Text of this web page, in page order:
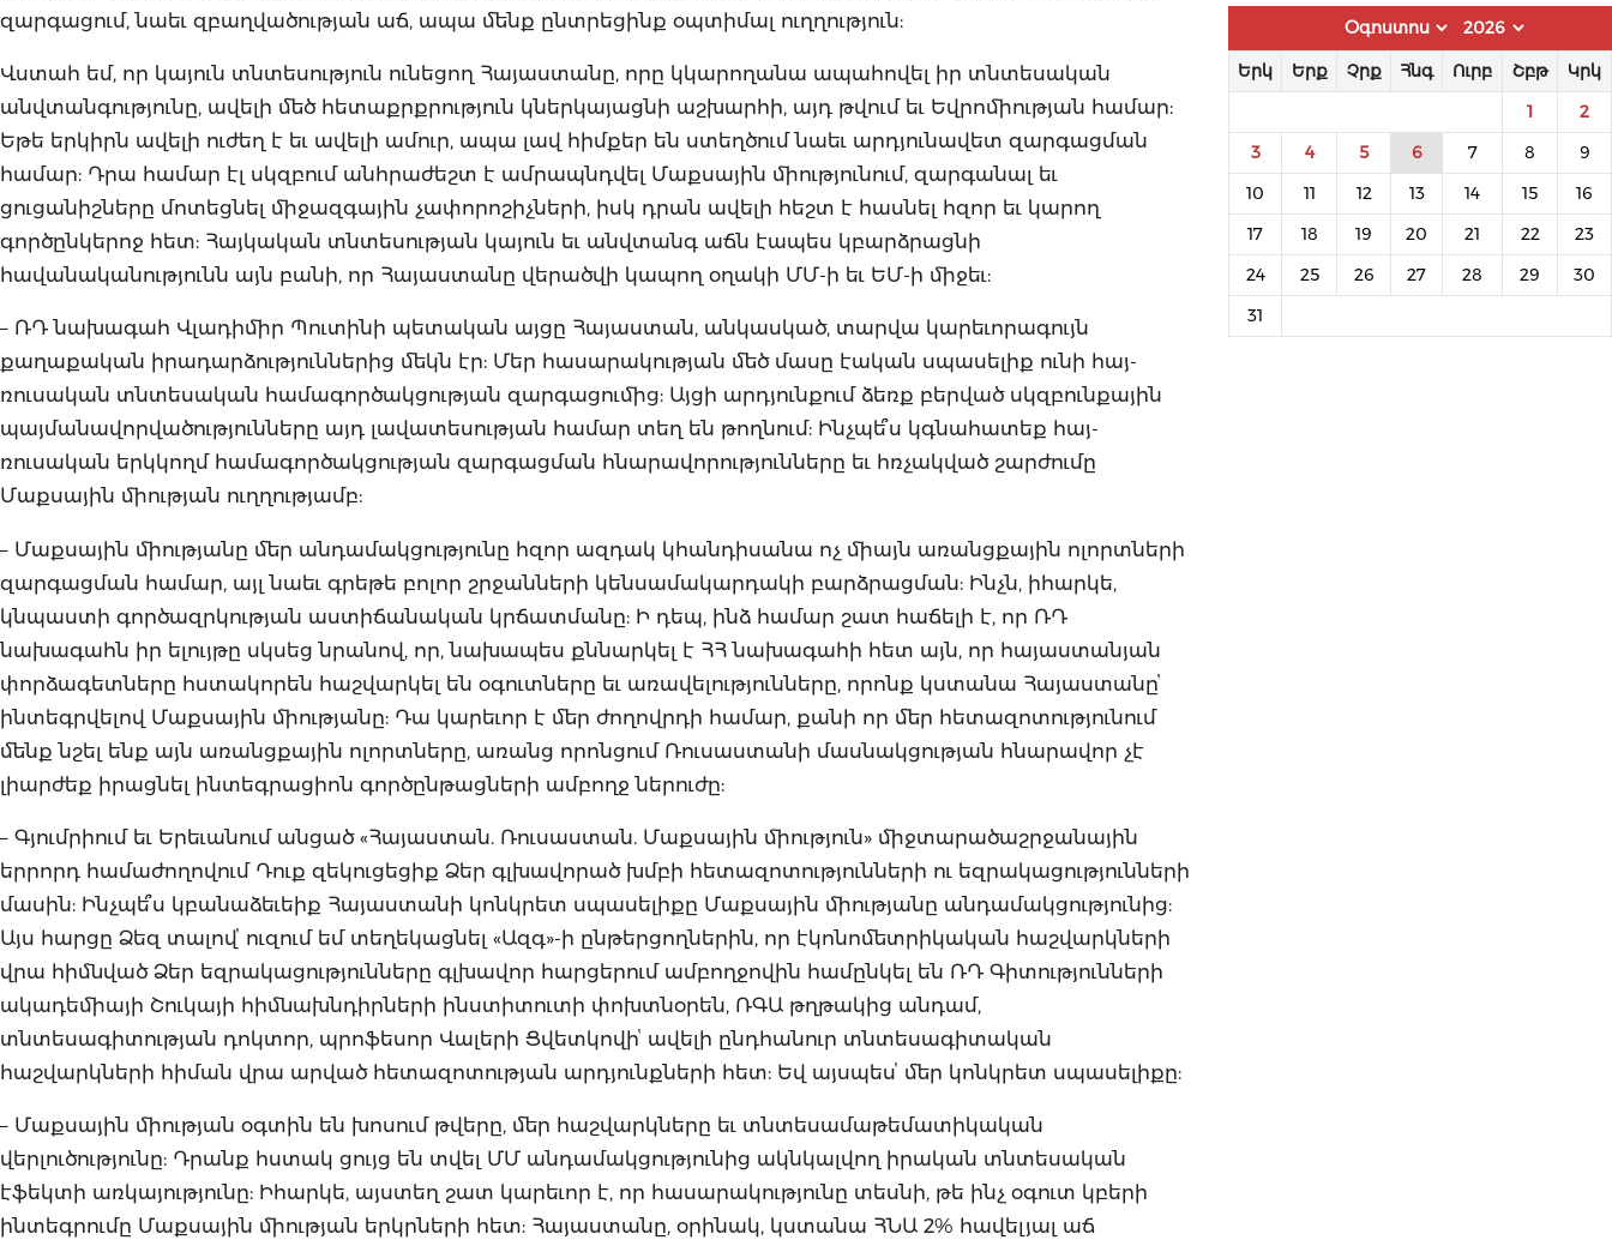
զարգացում, նաեւ զբաղվածության աճ, ապա մենք ընտրեցինք օպտիմալ ուղղություն:
Վստահ եմ, որ կայուն տնտեսություն ունեցող Հայաստանը, որը կկարողանա ապահովել իր տնտեսական
անվտանգությունը, ավելի մեծ հետաքրքրություն կներկայացնի աշխարհի, այդ թվում եւ Եվրոմիության համար:
Եթե երկիրն ավելի ուժեղ է եւ ավելի ամուր, ապա լավ հիմքեր են ստեղծում նաեւ արդյունավետ զարգացման
համար: Դրա համար էլ սկզբում անհրաժեշտ է ամրապնդվել Մաքսային միությունում, զարգանալ եւ
ցուցանիշները մոտեցնել միջազգային չափորոշիչների, իսկ դրան ավելի հեշտ է հասնել հզոր եւ կարող
գործընկերոջ հետ: Հայկական տնտեսության կայուն եւ անվտանգ աճն էապես կբարձրացնի
հավանականությունն այն բանի, որ Հայաստանը վերածվի կապող օղակի ՄՄ-ի եւ ԵՄ-ի միջեւ:
– ՌԴ նախագահ Վլադիմիր Պուտինի պետական այցը Հայաստան, անկասկած, տարվա կարեւորագույն
քաղաքական իրադարձություններից մեկն էր: Մեր հասարակության մեծ մասը էական սպասելիք ունի հայ-
ռուսական տնտեսական համագործակցության զարգացումից: Այցի արդյունքում ձեռք բերված սկզբունքային
պայմանավորվածությունները այդ լավատեսության համար տեղ են թողնում: Ինչպե՞ս կգնահատեք հայ-
ռուսական երկկողմ համագործակցության զարգացման հնարավորությունները եւ հռչակված շարժումը
Մաքսային միության ուղղությամբ:
– Մաքսային միությանը մեր անդամակցությունը հզոր ազդակ կհանդիսանա ոչ միայն առանցքային ոլորտների
զարգացման համար, այլ նաեւ գրեթե բոլոր շրջանների կենսամակարդակի բարձրացման: Ինչն, իհարկե,
կնպաստի գործազրկության աստիճանական կրճատմանը: Ի դեպ, ինձ համար շատ հաճելի է, որ ՌԴ
նախագահն իր ելույթը սկսեց նրանով, որ, նախապես քննարկել է ՀՀ նախագահի հետ այն, որ հայաստանյան
փորձագետները հստակորեն հաշվարկել են օգուտները եւ առավելությունները, որոնք կստանա Հայաստանըՙ
ինտեգրվելով Մաքսային միությանը: Դա կարեւոր է մեր ժողովրդի համար, քանի որ մեր հետազոտությունում
մենք նշել ենք այն առանցքային ոլորտները, առանց որոնցում Ռուսաստանի մասնակցության հնարավոր չէ
լիարժեք իրացնել ինտեգրացիոն գործընթացների ամբողջ ներուժը:
– Գյումրիում եւ Երեւանում անցած «Հայաստան. Ռուսաստան. Մաքսային միություն» միջտարածաշրջանային
երրորդ համաժողովում Դուք զեկուցեցիք Ձեր գլխավորած խմբի հետազոտությունների ու եզրակացությունների
մասին: Ինչպե՞ս կբանաձեւեիք Հայաստանի կոնկրետ սպասելիքը Մաքսային միությանը անդամակցությունից:
Այս հարցը Ձեզ տալովՙ ուզում եմ տեղեկացնել «Ազգ»-ի ընթերցողներին, որ էկոնոմետրիկական հաշվարկների
վրա հիմնված Ձեր եզրակացությունները գլխավոր հարցերում ամբողջովին համընկել են ՌԴ Գիտությունների
ակադեմիայի Շուկայի հիմնախնդիրների ինստիտուտի փոխտնօրեն, ՌԳԱ թղթակից անդամ,
տնտեսագիտության դոկտոր, պրոֆեսոր Վալերի Ցվետկովիՙ ավելի ընդհանուր տնտեսագիտական
հաշվարկների հիման վրա արված հետազոտության արդյունքների հետ: Եվ այսպեսՙ մեր կոնկրետ սպասելիքը:
– Մաքսային միության օգտին են խոսում թվերը, մեր հաշվարկները եւ տնտեսամաթեմատիկական
վերլուծությունը: Դրանք հստակ ցույց են տվել ՄՄ անդամակցությունից ակնկալվող իրական տնտեսական
էֆեկտի առկայությունը: Իհարկե, այստեղ շատ կարեւոր է, որ հասարակությունը տեսնի, թե ինչ օգուտ կբերի
ինտեգրումը Մաքսային միության երկրների հետ: Հայաստանը, օրինակ, կստանա ՀՆԱ 2% հավելյալ աճ
Երկ Երք Չրք Հնգ Ուրբ Շբթ Կրկ
1 2
3 4 5 6 7 8 9
10 11 12 13 14 15 16
17 18 19 20 21 22 23
24 25 26 27 28 29 30
31